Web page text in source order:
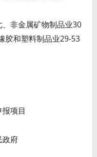
非金属矿物制品业30
胶和塑料制品业29-53
项目
府